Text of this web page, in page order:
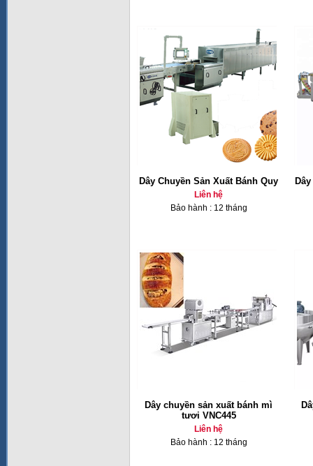
Dây Chuyền Sản Xuất Bánh Quy
Liên hệ
Bảo hành : 12 tháng
Dây chuyền sản xuất bánh mì
tươi VNC445
Liên hệ
Bảo hành : 12 tháng